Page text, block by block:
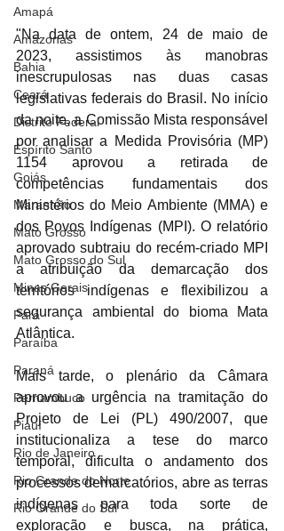
Amapá
Amazonas
Bahia
Ceará
Distrito Federal
Espírito Santo
Goiás
Maranhão
Mato Grosso
Mato Grosso do Sul
Minas Gerais
Pará
Paraíba
Paraná
Pernambuco
Piauí
Rio de Janeiro
Rio Grande do Norte
Rio Grande do Sul
"Na data de ontem, 24 de maio de
2023, assistimos às manobras
inescrupulosas nas duas casas
legislativas federais do Brasil. No início
da noite, a Comissão Mista responsável
por analisar a Medida Provisória (MP)
1154 aprovou a retirada de
competências fundamentais dos
Ministérios do Meio Ambiente (MMA) e
dos Povos Indígenas (MPI). O relatório
aprovado subtraiu do recém-criado MPI
a atribuição da demarcação dos
territórios indígenas e flexibilizou a
segurança ambiental do bioma Mata
Atlântica.
Mais tarde, o plenário da Câmara
aprovou a urgência na tramitação do
Projeto de Lei (PL) 490/2007, que
institucionaliza a tese do marco
temporal, dificulta o andamento dos
processos demarcatórios, abre as terras
indígenas para toda sorte de
exploração e busca, na prática,